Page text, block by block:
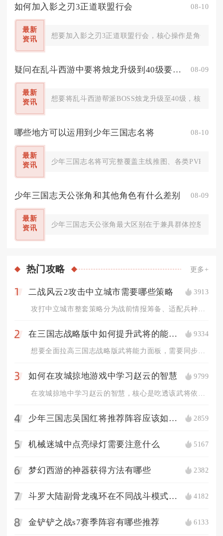
如何加入影之刃3正道联盟行会 08-10
最新
资讯
想要加入影之刃3正道联盟行会，核心操作是角色等
疑问在乱斗西游中要将烛龙升级到40级要怎么办 08-09
最新
资讯
想要将乱斗西游帮派BOSS烛龙升级至40级，核心方
哪些地方可以运用到少年三国志名将 08-10
最新
资讯
少年三国志名将可完整覆盖主线推图、各类PVP竞
少年三国志天公张角和其他角色有什么差别 08-09
最新
资讯
少年三国志天公张角最大区别在于兼具群体控怒、
热门攻略 更多+
二战风云2攻击中立城市需要哪些策略 3913
2 在三国志战略版中如何提升武将的能力值 9334
想要全面拉高三国志战略版武将能力面板，需要同步完成等级提升、...
3 如何在攻城掠地游戏中学习赵云的智慧 9799
4 少年三国志吴国红将推荐阵容应该如何选择 2859
5 机械迷城中点亮绿灯需要注意什么 5167
6 梦幻西游的神器获得方法有哪些 2382
7 斗罗大陆副骨龙魂环在不同战斗模式下的搭配策略是什么 4182
8 金铲铲之战s7赛季阵容有哪些推荐 6133